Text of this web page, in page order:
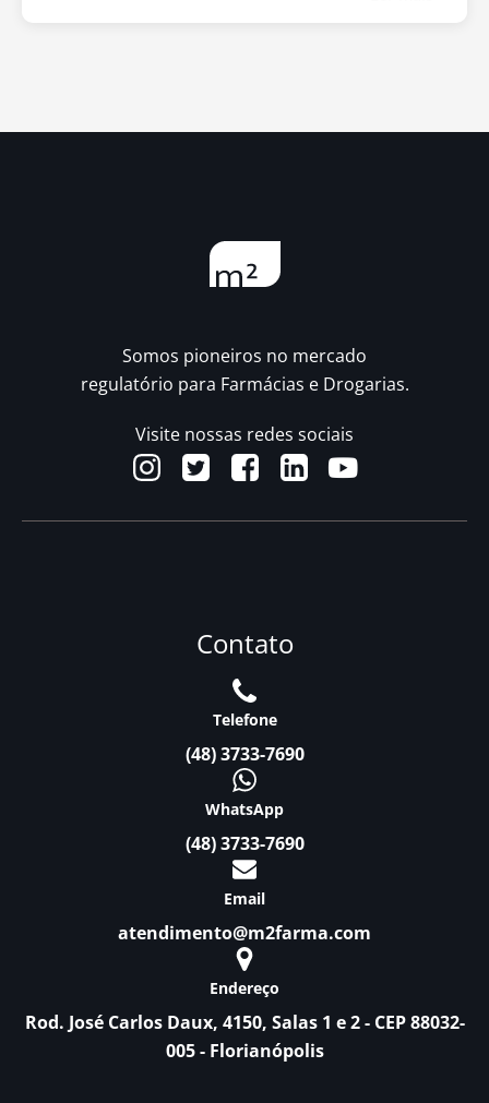
Somos pioneiros no mercado
regulatório para Farmácias e Drogarias.
Visite nossas redes sociais
Contato
Telefone
(48) 3733-7690
WhatsApp
(48) 3733-7690
Email
atendimento@m2farma.com
Endereço
Rod. José Carlos Daux, 4150, Salas 1 e 2 - CEP 88032-
005 - Florianópolis